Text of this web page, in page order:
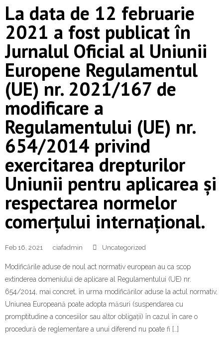
La data de 12 februarie
2021 a fost publicat în
Jurnalul Oficial al Uniunii
Europene Regulamentul
(UE) nr. 2021/167 de
modificare a
Regulamentului (UE) nr.
654/2014 privind
exercitarea drepturilor
Uniunii pentru aplicarea și
respectarea normelor
comerțului internațional.
Feb 16, 2021 ciafadmin Uncategorized
Modificările aduse de noul act normativ european au ca scop
extinderea domeniului de aplicare al Regulamentului (UE) nr.
654/2014, mai concret, în urma modificărilor aduse la actul normativ,
Uniunea Europeană poate adopta măsuri (suspendarea cu
promptitudine a concesiilor sau altor obligații) în cazul în care o
procedură de reglementare a unui diferend nu poate fi […]